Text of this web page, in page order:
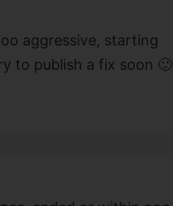
aggressive, starting
to publish a fix soon 🙂